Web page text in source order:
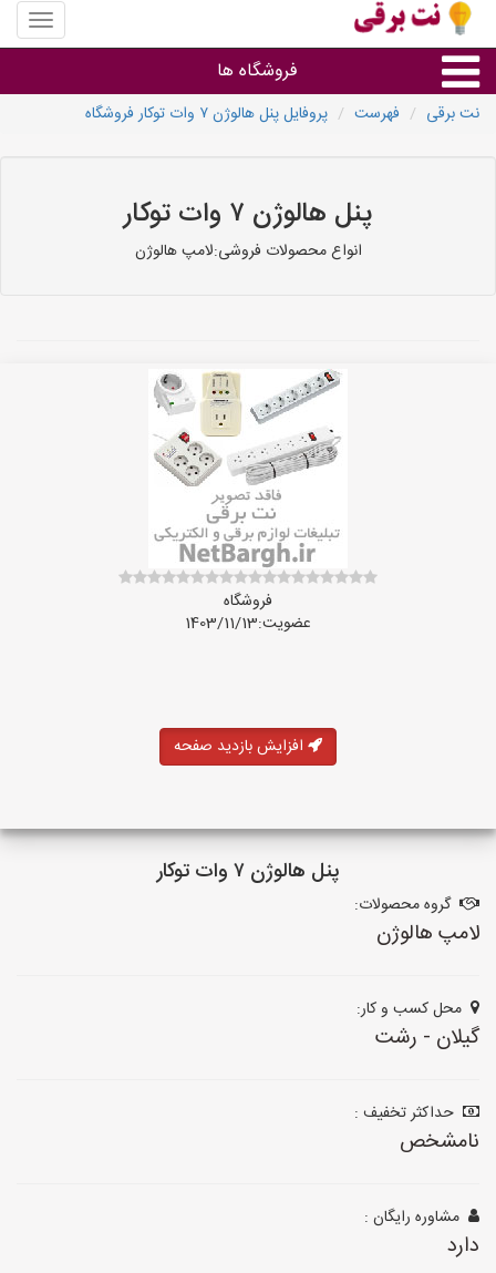
منوی
سایت
برقی
فروشگاه ها
سایر گروه ها
نت برقی فهرست پروفایل پنل هالوژن ۷ وات توکار فروشگاه
پنل هالوژن ۷ وات توکار
انواع محصولات فروشی:لامپ هالوژن
فروشگاه
عضویت:1403/11/13
افزایش بازدید صفحه
پنل هالوژن ۷ وات توکار
گروه محصولات:
لامپ هالوژن
محل کسب و کار:
گیلان - رشت
حداکثر تخفیف :
نامشخص
مشاوره رایگان :
دارد